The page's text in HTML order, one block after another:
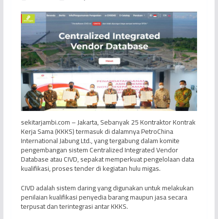
sekitarjambi.com – Jakarta, Sebanyak 25 Kontraktor Kontrak
Kerja Sama (KKKS) termasuk di dalamnya PetroChina
International Jabung Ltd., yang tergabung dalam komite
pengembangan sistem Centralized Integrated Vendor
Database atau CIVD, sepakat memperkuat pengelolaan data
kualifikasi, proses tender di kegiatan hulu migas.
CIVD adalah sistem daring yang digunakan untuk melakukan
penilaian kualifikasi penyedia barang maupun jasa secara
terpusat dan terintegrasi antar KKKS.